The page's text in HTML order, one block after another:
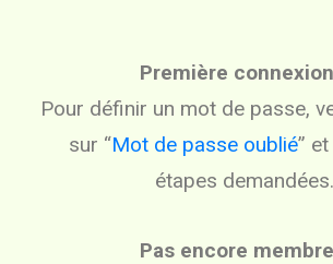
Première
Pour définir un mot de passe,
sur “Mot de passe oublié”
étapes demandées.
Pas encore